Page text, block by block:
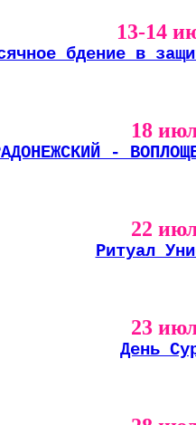
13-14
бдение в
18
-
22
Ритуал
23
День